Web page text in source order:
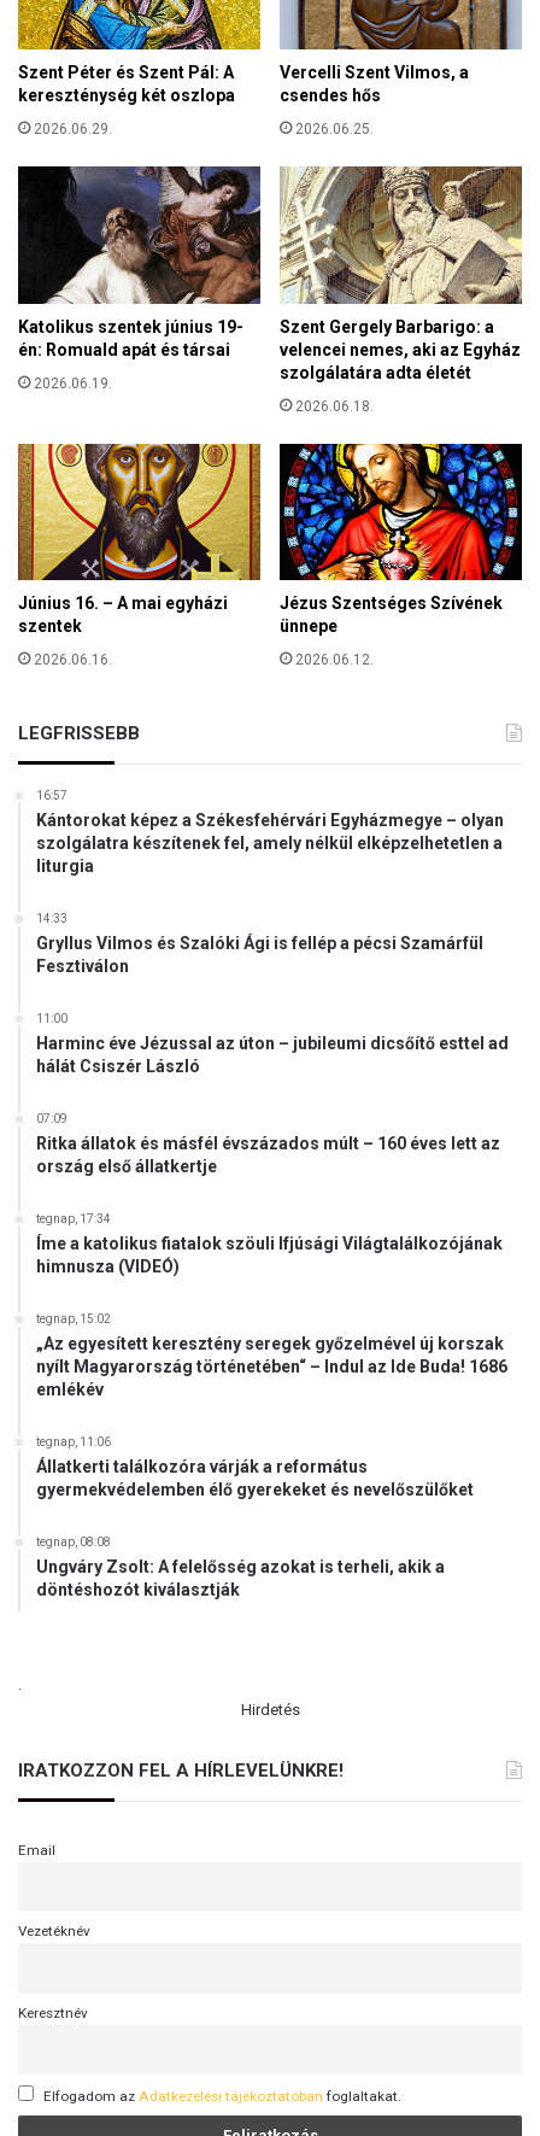
f
i
a
t
l
o
n
ő
d
e
j
é
n
e
k
c
ö
r
a
e
s
z
k
Szent Péter és Szent Pál: A
kereszténység két oszlopa
2026.06.29.
Vercelli Szent Vilmos, a
csendes hős
2026.06.25.
Katolikus szentek június 19-
én: Romuald apát és társai
2026.06.19.
Szent Gergely Barbarigo: a
velencei nemes, aki az Egyház
szolgálatára adta életét
2026.06.18.
Június 16. – A mai egyházi
szentek
2026.06.16.
Jézus Szentséges Szívének
ünnepe
2026.06.12.
LEGFRISSEBB
16:57
Kántorokat képez a Székesfehérvári Egyházmegye – olyan
szolgálatra készítenek fel, amely nélkül elképzelhetetlen a
liturgia
14:33
Gryllus Vilmos és Szalóki Ági is fellép a pécsi Szamárfül
Fesztiválon
11:00
Harminc éve Jézussal az úton – jubileumi dicsőítő esttel ad
hálát Csiszér László
07:09
Ritka állatok és másfél évszázados múlt – 160 éves lett az
ország első állatkertje
tegnap, 17:34
Íme a katolikus fiatalok szöuli Ifjúsági Világtalálkozójának
himnusza (VIDEÓ)
tegnap, 15:02
„Az egyesített keresztény seregek győzelmével új korszak
nyílt Magyarország történetében“ – Indul az Ide Buda! 1686
emlékév
tegnap, 11:06
Állatkerti találkozóra várják a református
gyermekvédelemben élő gyerekeket és nevelőszülőket
tegnap, 08:08
Ungváry Zsolt: A felelősség azokat is terheli, akik a
döntéshozót kiválasztják
Hirdetés
IRATKOZZON FEL A HÍRLEVELÜNKRE!
Email
Vezetéknév
Keresztnév
Elfogadom az Adatkezelési tájékoztatóban foglaltakat.